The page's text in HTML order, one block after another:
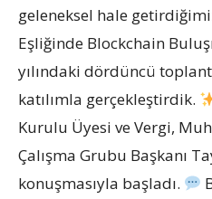
geleneksel hale
Eşliğinde Blockchain
yılındaki dördüncü
katılımla gerçekleştirdik.
Kurulu Üyesi ve Vergi,
Çalışma Grubu Başkanı
konuşmasıyla başladı.